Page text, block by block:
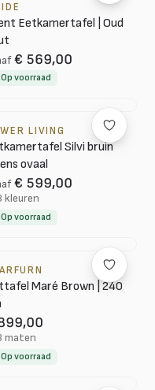
Eetkamertafel | Oud
€ 569,00
Op voorraad
LIVING
Silvi bruin
ovaal
€ 599,00
kleuren
Op voorraad
Maré Brown | 240
maten
Op voorraad